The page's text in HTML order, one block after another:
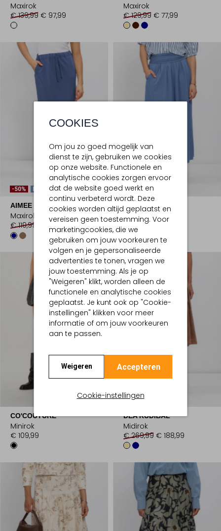
COOKIES
Om jou zo goed mogelijk van
dienst te zijn, gebruiken we cookies
op onze website. Functionele en
analytische cookies zorgen ervoor
dat de website goed werkt en
continu verbeterd wordt. Deze
cookies worden altijd geplaatst en
vereisen geen toestemming. Voor
marketingcookies, die we
gebruiken om jouw voorkeuren te
volgen en je gepersonaliseerde
advertenties te tonen, vragen we
jouw toestemming. Als je op
"Weigeren" klikt, worden alleen de
functionele en analytische cookies
geplaatst. Je kunt ook op "Cookie-
instellingen" klikken voor meer
informatie of om jouw voorkeuren
aan te passen.
Weigeren Accepteren
Cookie-instellingen
Maxirok
€ 139,99 € 97,99
Maxirok
€ 129,99 € 77,99
-50% Nieuw
AIMEE THE LABEL
Maxirok
€ 119,99
€ 59,99
-40%
JAPAN TKY
Maxirok
€ 179,99
CO'COUTURE
Minirok
€ 109,99
-30%
DEA KUDIBAL
Midirok
€ 269,99 € 188,99